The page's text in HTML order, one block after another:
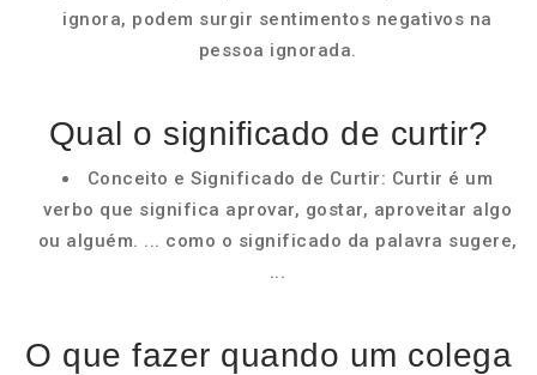
ignora, podem surgir sentimentos negativos na
pessoa ignorada.
Qual o significado de curtir?
Conceito e Significado de Curtir: Curtir é um
verbo que significa aprovar, gostar, aproveitar algo
ou alguém. ... como o significado da palavra sugere,
...
O que fazer quando um colega